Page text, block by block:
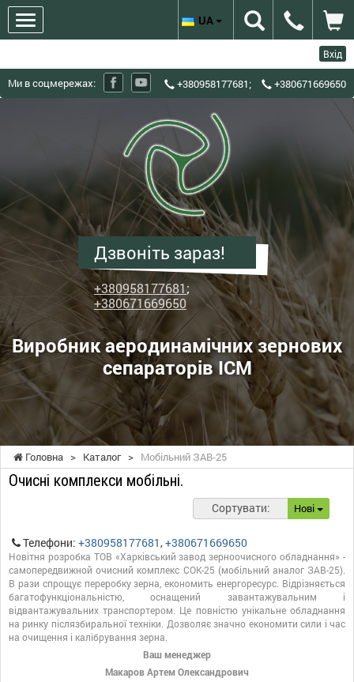
Вхід
Ми в соцмережах: +380958177681; +380671669650
зерноочисного
обладнання
-
Виробник
аеродинамічних
зернових
сепараторів
ІСМ
Дзвоніть зараз!
+380958177681;
+380671669650
Виробник аеродинамічних зернових
сепараторів ІСМ
UA
Головна > Каталог > Мобільний ЗАВ-25
Очисні комплекси мобільні.
Сортувати: Нові
Телефони: +380958177681,+380671669650
Новітня розробка ТОВ «Харківський завод зерноочисного обладнання» -
самопередвижной очисний комплекс СОК-25 (мобільний аналог ЗАВ-25).
В рази спрощує переробку зерна, економить енергоресурс. Відрізняється
багатофункціональністю, оснащений завантажувальним і
відвантажувальних транспортером. Це повністю унікальне обладнання
на ринку післязбиральної техніки. Дозволяє значно економити сили і час
на очищення і калібрування зерна.
Ваш менеджер
Макаров Артем Олександрович